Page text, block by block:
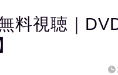
料視聴｜